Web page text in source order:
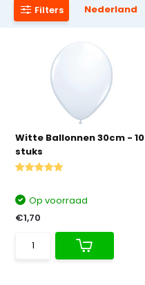
Filters Nederland
Witte Ballonnen 30cm - 10
stuks
Op voorraad
€1,70